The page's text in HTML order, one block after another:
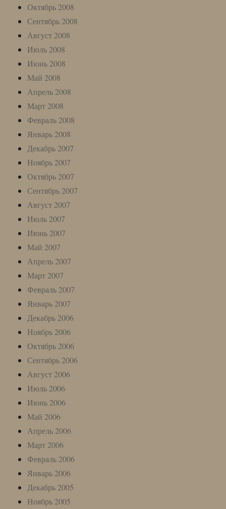
Октябрь 2008
Сентябрь 2008
Август 2008
Июль 2008
Июнь 2008
Май 2008
Апрель 2008
Март 2008
Февраль 2008
Январь 2008
Декабрь 2007
Ноябрь 2007
Октябрь 2007
Сентябрь 2007
Август 2007
Июль 2007
Июнь 2007
Май 2007
Апрель 2007
Март 2007
Февраль 2007
Январь 2007
Декабрь 2006
Ноябрь 2006
Октябрь 2006
Сентябрь 2006
Август 2006
Июль 2006
Июнь 2006
Май 2006
Апрель 2006
Март 2006
Февраль 2006
Январь 2006
Декабрь 2005
Ноябрь 2005